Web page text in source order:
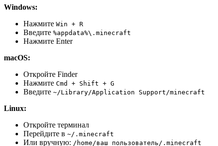
Windows:
Нажмите Win + R
Введите %appdata%\.minecraft
Нажмите Enter
macOS:
Откройте Finder
Нажмите Cmd + Shift + G
Введите ~/Library/Application Support/minecraft
Linux:
Откройте терминал
Перейдите в ~/.minecraft
Или вручную: /home/ваш_пользователь/.minecraft